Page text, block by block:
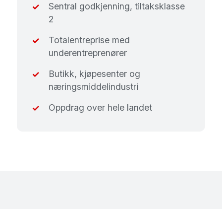
✓
Sentral godkjenning, tiltaksklasse
2
✓
Totalentreprise med
underentreprenører
✓
Butikk, kjøpesenter og
næringsmiddelindustri
✓ Oppdrag over hele landet